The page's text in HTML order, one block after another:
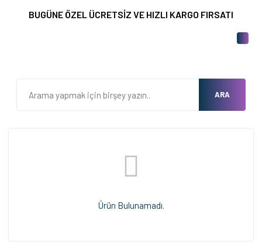
BUGÜNE ÖZEL ÜCRETSİZ VE HIZLI KARGO FIRSATI
ARA
Ürün Bulunamadı.